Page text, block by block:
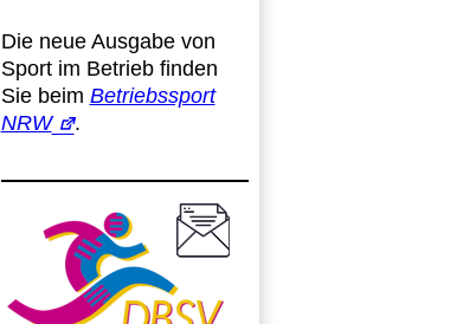
Die neue Ausgabe von
Sport im Betrieb finden
Sie beim Betriebssport
NRW
.